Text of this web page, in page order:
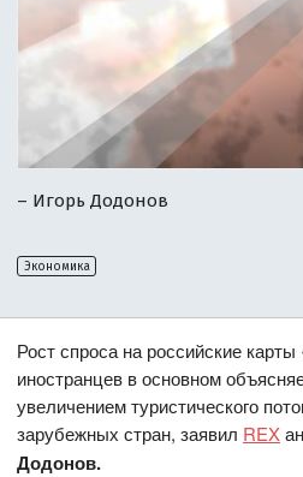
– Игорь Додонов
Экономика
Рост спроса на российские
иностранцев в основном
увеличением туристического
зарубежных стран, заявил REX
Додонов.